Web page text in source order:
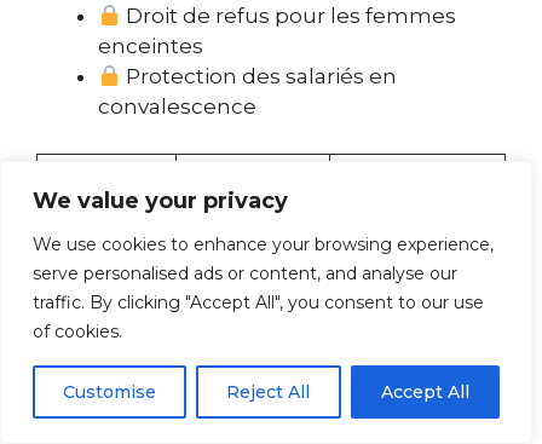
We value your privacy
We use cookies to enhance your browsing experience,
serve personalised ads or content, and analyse our
traffic. By clicking "Accept All", you consent to our use
of cookies.
Customise Reject All Accept All
Droit de refus pour les femmes
enceintes
Protection des salariés en
convalescence
de salarié
spécifiques
Mineurs
-16 ans
Interdiction
absolue
3 750€ + pénal
Mineurs
16-18 ans
5h/semaine
d’amende